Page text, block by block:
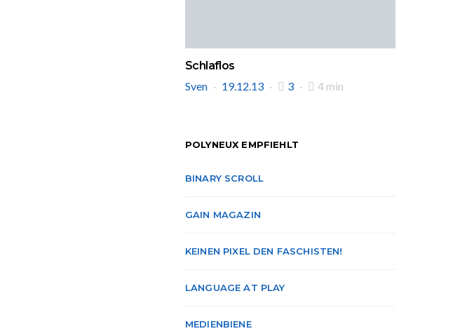
Schlaflos
Sven
19.12.13 3 4 min
POLYNEUX EMPFIEHLT
BINARY SCROLL
GAIN MAGAZIN
KEINEN PIXEL DEN FASCHISTEN!
LANGUAGE AT PLAY
MEDIENBIENE